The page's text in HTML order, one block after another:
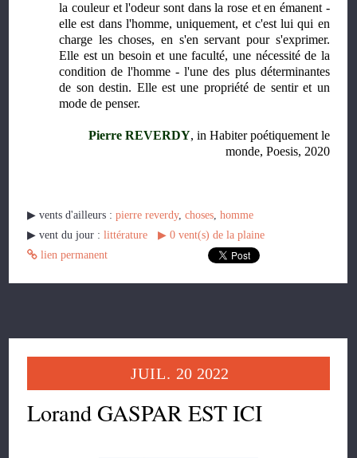
la couleur et l'odeur sont dans la rose et en émanent -
elle est dans l'homme, uniquement, et c'est lui qui en
charge les choses, en s'en servant pour s'exprimer.
Elle est un besoin et une faculté, une nécessité de la
condition de l'homme - l'une des plus déterminantes
de son destin. Elle est une propriété de sentir et un
mode de penser.
Pierre REVERDY, in Habiter poétiquement le
monde, Poesis, 2020
▶︎ vents d'ailleurs :pierre reverdy,choses,homme
▶︎ vent du jour :littérature ▶︎ 0 vent(s) de la plaine
lien permanent
JUIL. 20 2022
Lorand GASPAR EST ICI